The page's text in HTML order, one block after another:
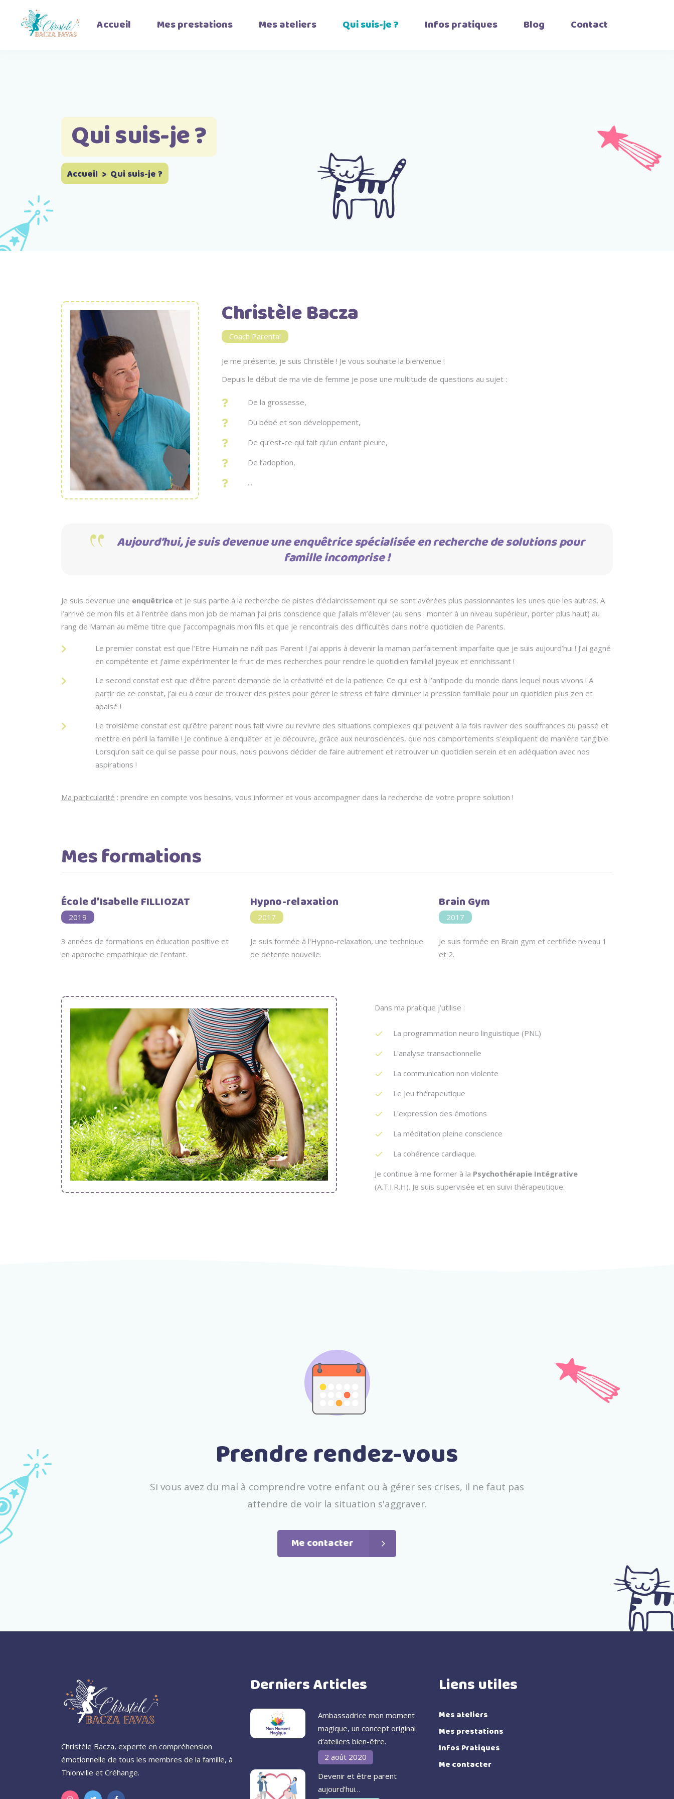
Accueil Mes prestations Mes ateliers Qui suis-je ? Infos pratiques Blog Contact
Qui suis-je ?
Accueil > Qui suis-je ?
Christèle Bacza
Coach Parental
Je me présente, je suis Christèle ! Je vous souhaite la bienvenue !
Depuis le début de ma vie de femme je pose une multitude de questions au sujet :
De la grossesse,
Du bébé et son développement,
De qu’est-ce qui fait qu’un enfant pleure,
De l’adoption,
...
Aujourd’hui, je suis devenue une enquêtrice spécialisée en recherche de solutions pour
famille incomprise !
Je suis devenue une enquêtrice et je suis partie à la recherche de pistes d’éclaircissement qui se sont avérées plus passionnantes les unes que les autres. A
l’arrivé de mon fils et à l’entrée dans mon job de maman j’ai pris conscience que j’allais m’élever (au sens : monter à un niveau supérieur, porter plus haut) au
rang de Maman au même titre que j’accompagnais mon fils et que je rencontrais des difficultés dans notre quotidien de Parents.
Le premier constat est que l’Etre Humain ne naît pas Parent ! J’ai appris à devenir la maman parfaitement imparfaite que je suis aujourd’hui ! J’ai gagné
en compétente et j’aime expérimenter le fruit de mes recherches pour rendre le quotidien familial joyeux et enrichissant !
Le second constat est que d’être parent demande de la créativité et de la patience. Ce qui est à l’antipode du monde dans lequel nous vivons ! A
partir de ce constat, j’ai eu à cœur de trouver des pistes pour gérer le stress et faire diminuer la pression familiale pour un quotidien plus zen et
apaisé !
Le troisième constat est qu’être parent nous fait vivre ou revivre des situations complexes qui peuvent à la fois raviver des souffrances du passé et
mettre en péril la famille ! Je continue à enquêter et je découvre, grâce aux neurosciences, que nos comportements s’expliquent de manière tangible.
Lorsqu’on sait ce qui se passe pour nous, nous pouvons décider de faire autrement et retrouver un quotidien serein et en adéquation avec nos
aspirations !
Ma particularité : prendre en compte vos besoins, vous informer et vous accompagner dans la recherche de votre propre solution !
Mes formations
École d’Isabelle FILLIOZAT
2019
3 années de formations en éducation positive et
en approche empathique de l’enfant.
Hypno-relaxation
2017
Je suis formée à l'Hypno-relaxation, une technique
de détente nouvelle.
Brain Gym
2017
Je suis formée en Brain gym et certifiée niveau 1
et 2.
Dans ma pratique j’utilise :
La programmation neuro linguistique (PNL)
L'analyse transactionnelle
La communication non violente
Le jeu thérapeutique
L'expression des émotions
La méditation pleine conscience
La cohérence cardiaque.
Je continue à me former à la Psychothérapie Intégrative
(A.T.I.R.H). Je suis supervisée et en suivi thérapeutique.
Si vous avez du mal à comprendre votre enfant ou à gérer ses crises, il ne faut pas
attendre de voir la situation s'aggraver.
Me contacter
Christèle Bacza, experte en compréhension
émotionnelle de tous les membres de la famille, à
Thionville et Créhange.
Derniers Articles
Ambassadrice mon moment
magique, un concept original
d’ateliers bien-être.
2 août 2020
Devenir et être parent
aujourd’hui…
Liens utiles
Mes ateliers
Mes prestations
Infos Pratiques
Me contacter